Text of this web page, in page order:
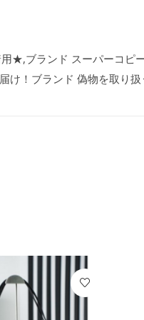
★,ブランド スーパーコピ
！ブランド 偽物を取り扱